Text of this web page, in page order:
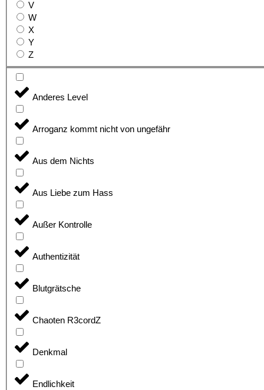
V
W
X
Y
Z
Anderes Level
Arroganz kommt nicht von ungefähr
Aus dem Nichts
Aus Liebe zum Hass
Außer Kontrolle
Authentizität
Blutgrätsche
Chaoten R3cordZ
Denkmal
Endlichkeit